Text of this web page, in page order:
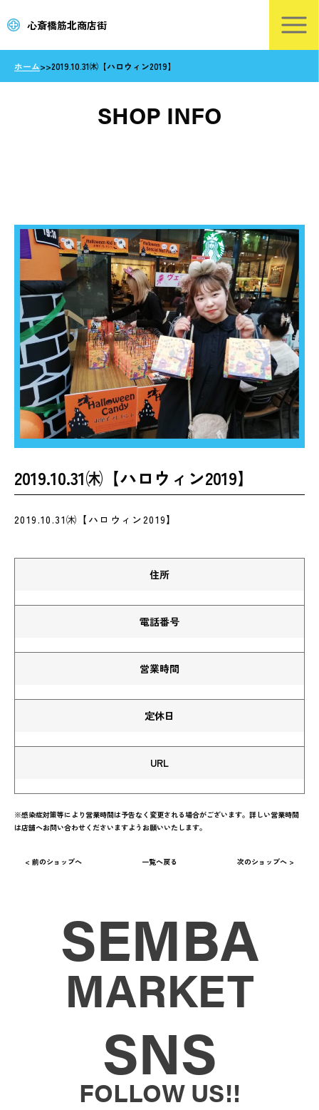
心斎橋筋北商店街
ホーム>>2019.10.31㈭【ハロウィン2019】
SHOP INFO
2019.10.31㈭【ハロウィン2019】
2019.10.31㈭【ハロウィン2019】
住所
電話番号
営業時間
定休日
URL
※感染症対策等により営業時間は予告なく変更される場合がございます。詳しい営業時間
は店舗へお問い合わせくださいますようお願いいたします。
< 前のショップへ 一覧へ戻る 次のショップへ >
SEMBA
MARKET
SNS
FOLLOW US!!